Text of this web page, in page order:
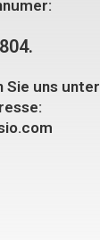
Sie uns unter